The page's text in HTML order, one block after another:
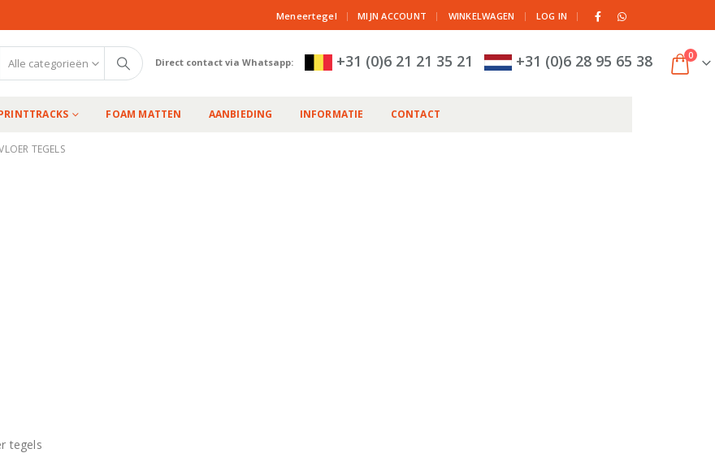
Meneertegel | MIJN ACCOUNT WINKELWAGEN LOG IN |
Alle categorieën Direct contact via Whatsapp: +31 (0)6 21 21 35 21 +31 (0)6 28 95 65 38 0
FOAM MATTEN AANBIEDING INFORMATIE CONTACT
TEGELS
tegels